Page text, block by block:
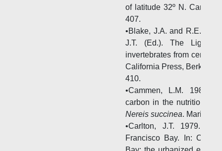
of latitude 32º N.
407.
•Blake, J.A. and R.E.
J.T. (Ed.). The Light
invertebrates from central
California Press,
410.
•Cammen, L.M. 1980.
carbon in the nutrition of
Nereis succinea. Marine
•Carlton, J.T. 1979.
Francisco Bay. In: